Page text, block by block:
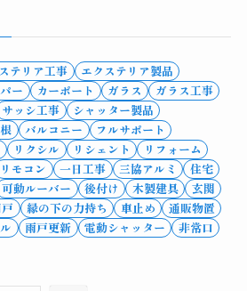
テリア工事
エクステリア製品
ー カーポート ガラス
ガラス工事
サッシ工事
シャッター製品
バルコニー
フルサポート
リクシル リシェント
リフォーム
リモコン 一日工事 三協アルミ
住宅
可動ルーバー 後付け 木製建具
玄関
縁の下の力持ち 車止め
通販物置
雨戸更新 電動シャッター
非常口